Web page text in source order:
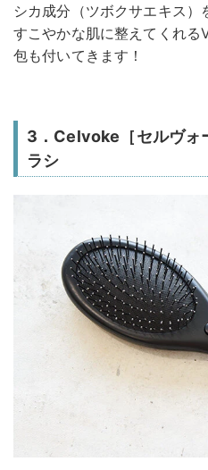
シカ成分（ツボクサエキス）
すこやかな肌に整えてくれる
包も付いてきます！
3．Celvoke［セルヴォ
ラシ